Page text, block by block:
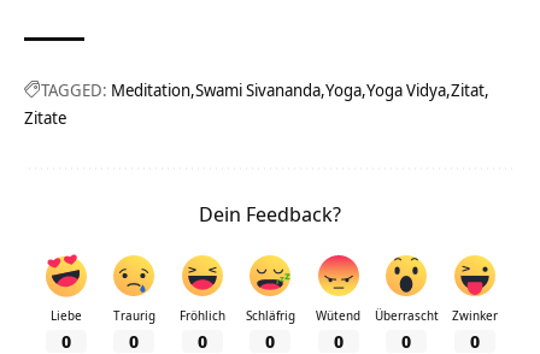
TAGGED: Meditation Swami Sivananda Yoga Yoga Vidya Zitat
Zitate
Dein Feedback?
Liebe
0
Traurig
0
Fröhlich
0
Schläfrig
0
Wütend
0
Überrascht
0
Zwinker
0